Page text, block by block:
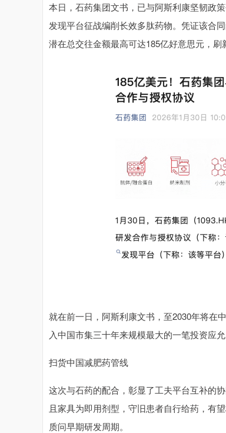
本日，石药集团文书，已与阿斯利康坚韧政
发现平台征战编削长效多肽药物。凭证该合
潜在总交往金额最高可达185亿好意思元，刷
就在前一日，阿斯利康文书，至2030年将在
入中国市集三十年来规模最大的一笔投资应允
扫货中国减肥药管线
这次与石药的配合，彰显了工夫平台互补的
且家具为即用剂型，守旧患者自行给药，有
质问早期研发周期。